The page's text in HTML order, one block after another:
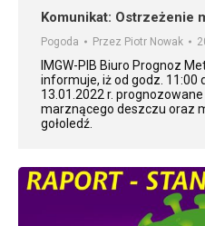
Komunikat: Ostrzeżenie
Pogoda Przez Piotr Nowak
IMGW-PIB Biuro Prognoz
informuje, iż od godz. 11:00
13.01.2022 r. prognozowane
marznącego deszczu oraz
gołoledź.